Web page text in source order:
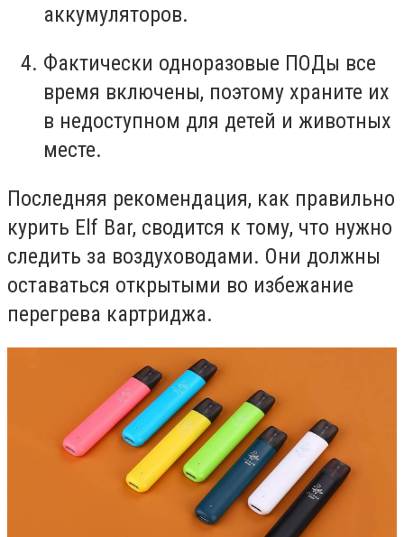
аккумуляторов.
Фактически одноразовые ПОДы все
время включены, поэтому храните их
в недоступном для детей и животных
месте.
Последняя рекомендация, как правильно
курить Elf Bar, сводится к тому, что нужно
следить за воздуховодами. Они должны
оставаться открытыми во избежание
перегрева картриджа.